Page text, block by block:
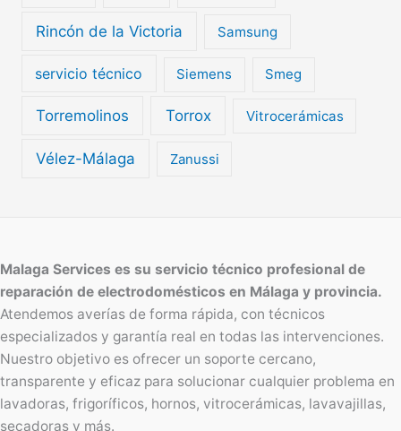
Rincón de la Victoria Samsung
servicio técnico Siemens Smeg
Torremolinos Torrox Vitrocerámicas
Vélez-Málaga Zanussi
Malaga Services es su servicio técnico profesional de
reparación de electrodomésticos en Málaga y provincia.
Atendemos averías de forma rápida, con técnicos
especializados y garantía real en todas las intervenciones.
Nuestro objetivo es ofrecer un soporte cercano,
transparente y eficaz para solucionar cualquier problema en
lavadoras, frigoríficos, hornos, vitrocerámicas, lavavajillas,
secadoras y más.